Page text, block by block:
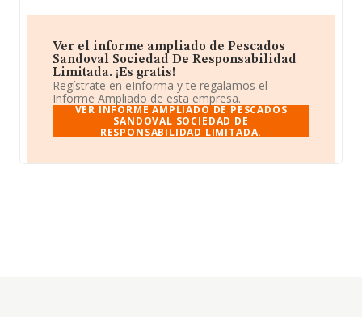
Ver el informe ampliado de Pescados
Sandoval Sociedad De Responsabilidad
Limitada. ¡Es gratis!
Regístrate en eInforma y te regalamos el
Informe Ampliado de esta empresa.
VER INFORME AMPLIADO DE PESCADOS
SANDOVAL SOCIEDAD DE
RESPONSABILIDAD LIMITADA.